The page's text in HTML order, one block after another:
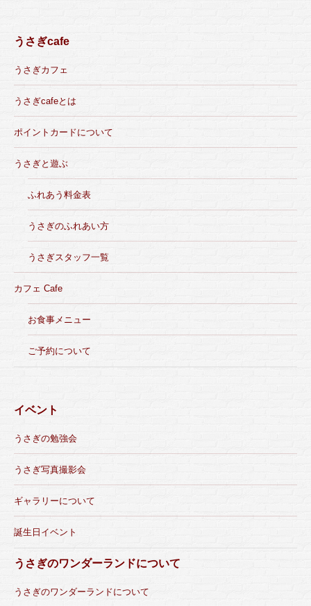
うさぎcafe
うさぎカフェ
うさぎcafeとは
ポイントカードについて
うさぎと遊ぶ
ふれあう料金表
うさぎのふれあい方
うさぎスタッフ一覧
カフェ Cafe
お食事メニュー
ご予約について
イベント
うさぎの勉強会
うさぎ写真撮影会
ギャラリーについて
誕生日イベント
うさぎのワンダーランドについて
うさぎのワンダーランドについて